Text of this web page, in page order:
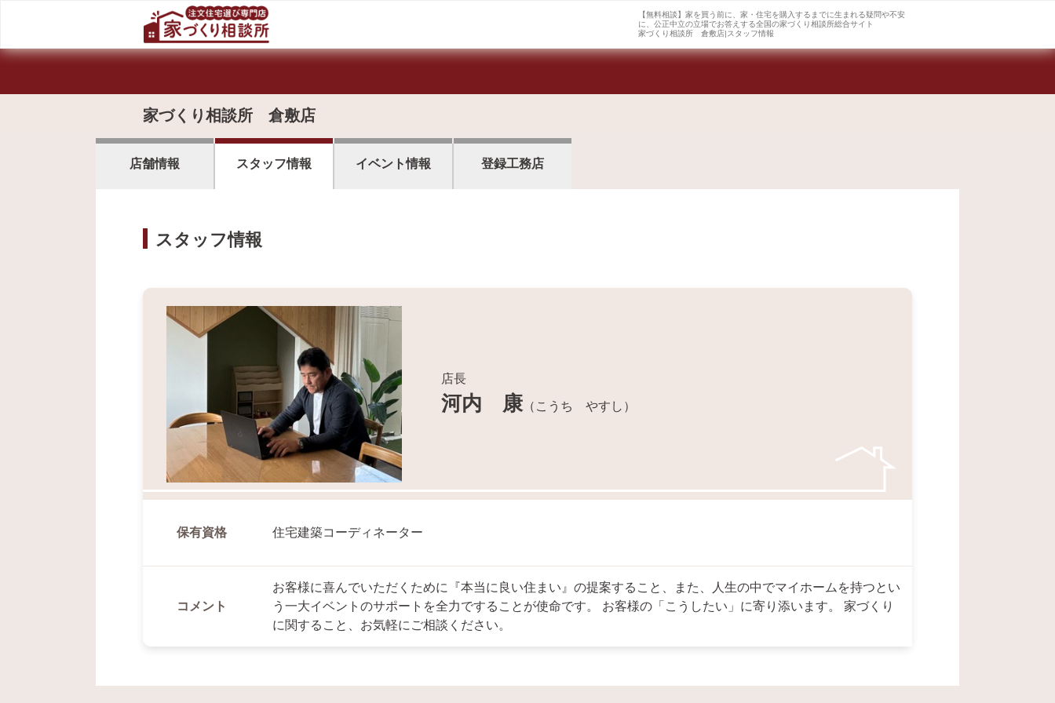
【無料相談】家を買う前に、家・住宅を購入するまでに生まれる疑問や不安
に、公正中立の立場でお答えする全国の家づくり相談所総合サイト
家づくり相談所 倉敷店|スタッフ情報
家づくり相談所 倉敷店
店舗情報 スタッフ情報 イベント情報 登録工務店
スタッフ情報
店長
河内 康 （こうち やすし）
保有資格 住宅建築コーディネーター
コメント
お客様に喜んでいただくために『本当に良い住まい』の提案すること、また、人生の中でマイホームを持つとい
う一大イベントのサポートを全力ですることが使命です。 お客様の「こうしたい」に寄り添います。 家づくり
に関すること、お気軽にご相談ください。